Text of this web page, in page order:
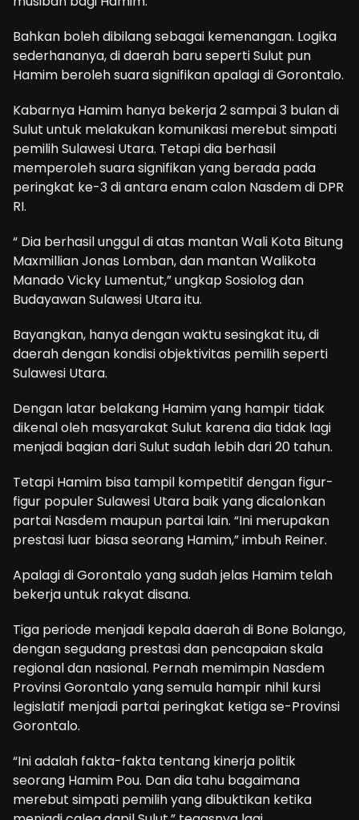
Bahkan boleh dibilang sebagai kemenangan. Logika
sederhananya, di daerah baru seperti Sulut pun
Hamim beroleh suara signifikan apalagi di Gorontalo.
Kabarnya Hamim hanya bekerja 2 sampai 3 bulan di
Sulut untuk melakukan komunikasi merebut simpati
pemilih Sulawesi Utara. Tetapi dia berhasil
memperoleh suara signifikan yang berada pada
peringkat ke-3 di antara enam calon Nasdem di DPR
RI.
“ Dia berhasil unggul di atas mantan Wali Kota Bitung
Maxmillian Jonas Lomban, dan mantan Walikota
Manado Vicky Lumentut,” ungkap Sosiolog dan
Budayawan Sulawesi Utara itu.
Bayangkan, hanya dengan waktu sesingkat itu, di
daerah dengan kondisi objektivitas pemilih seperti
Sulawesi Utara.
Dengan latar belakang Hamim yang hampir tidak
dikenal oleh masyarakat Sulut karena dia tidak lagi
menjadi bagian dari Sulut sudah lebih dari 20 tahun.
Tetapi Hamim bisa tampil kompetitif dengan figur-
figur populer Sulawesi Utara baik yang dicalonkan
partai Nasdem maupun partai lain. “Ini merupakan
prestasi luar biasa seorang Hamim,” imbuh Reiner.
Apalagi di Gorontalo yang sudah jelas Hamim telah
bekerja untuk rakyat disana.
Tiga periode menjadi kepala daerah di Bone Bolango,
dengan segudang prestasi dan pencapaian skala
regional dan nasional. Pernah memimpin Nasdem
Provinsi Gorontalo yang semula hampir nihil kursi
legislatif menjadi partai peringkat ketiga se-Provinsi
Gorontalo.
“Ini adalah fakta-fakta tentang kinerja politik
seorang Hamim Pou. Dan dia tahu bagaimana
merebut simpati pemilih yang dibuktikan ketika